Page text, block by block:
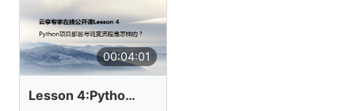
注
发
者
Programs
的
00:04:01
Lesson 4:Python项目部署与调度流程